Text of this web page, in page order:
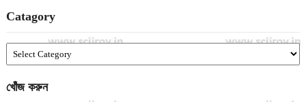
Catagory
Catagory
খোঁজ করুন